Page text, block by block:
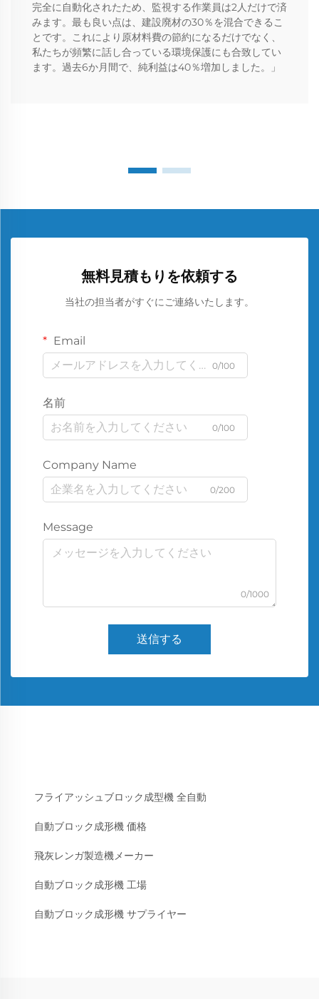
完全に自動化されたため、監視する作業員は2人だけで済
みます。最も良い点は、建設廃材の30％を混合できるこ
とです。これにより原材料費の節約になるだけでなく、
私たちが頻繁に話し合っている環境保護にも合致してい
ます。過去6か月間で、純利益は40％増加しました。」
無料見積もりを依頼する
当社の担当者がすぐにご連絡いたします。
Email
0/100
名前
0/100
Company Name
0/200
Message
0/1000
送信する
フライアッシュブロック成型機 全自動
自動ブロック成形機 価格
飛灰レンガ製造機メーカー
自動ブロック成形機 工場
自動ブロック成形機 サプライヤー